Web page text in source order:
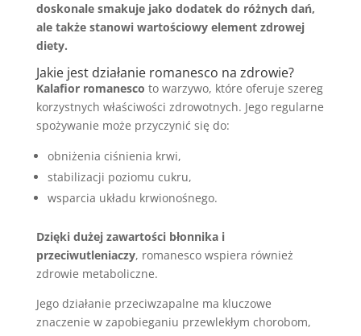
doskonale smakuje jako dodatek do różnych dań,
ale także stanowi wartościowy element zdrowej
diety.
Jakie jest działanie romanesco na zdrowie?
Kalafior romanesco to warzywo, które oferuje szereg
korzystnych właściwości zdrowotnych. Jego regularne
spożywanie może przyczynić się do:
obniżenia ciśnienia krwi,
stabilizacji poziomu cukru,
wsparcia układu krwionośnego.
Dzięki dużej zawartości błonnika i
przeciwutleniaczy, romanesco wspiera również
zdrowie metaboliczne.
Jego działanie przeciwzapalne ma kluczowe
znaczenie w zapobieganiu przewlekłym chorobom,